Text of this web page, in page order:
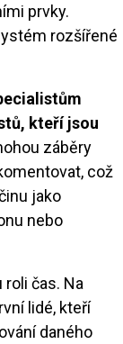
prvky.
rozšířené
kteří jsou
záběry
což
jako
nebo
čas. Na
lidé, kteří
daného